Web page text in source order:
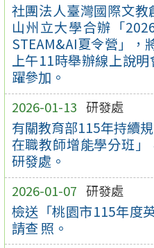
社團法人臺灣國際文
山州立大學合辦「
STEAM&AI夏令營」，
上午11時舉辦線上說
躍參加。
2026-01-13 研發處
有關教育部115年持續
在職教師增能學分班
研發處。
2026-01-07 研發處
檢送「桃園市115年度
請查 照。